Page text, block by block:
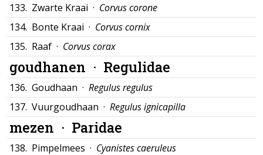
133. Zwarte Kraai · Corvus corone
134. Bonte Kraai · Corvus cornix
135. Raaf · Corvus corax
goudhanen · Regulidae
136. Goudhaan · Regulus regulus
137. Vuurgoudhaan · Regulus ignicapilla
mezen · Paridae
138. Pimpelmees · Cyanistes caeruleus